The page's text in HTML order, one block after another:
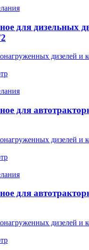
для дизельных
дизелей и
для
дизелей и
для
дизелей и